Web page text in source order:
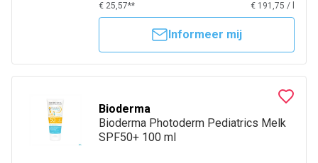
€ 25,57** € 191,75 /
Informeer mij
Bioderma
Bioderma Photoderm Pediatrics Melk
SPF50+ 100 ml